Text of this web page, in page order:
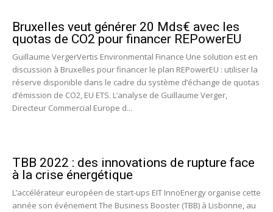
Bruxelles veut générer 20 Mds€ avec les
quotas de CO2 pour financer REPowerEU
Guillaume VergerVertis Environmental Finance Une solution est en
discussion à Bruxelles pour financer le plan REPowerEU : utiliser la
réserve disponible dans le cadre du système d’échange de quotas
d’émission de CO2, EU ETS. L’analyse de Guillaume Verger,
Directeur Commercial Europe d...
TBB 2022 : des innovations de rupture face
à la crise énergétique
L’accélérateur européen de start-ups EIT InnoEnergy organise cette
année son événement The Business Booster (TBB) à Lisbonne, au